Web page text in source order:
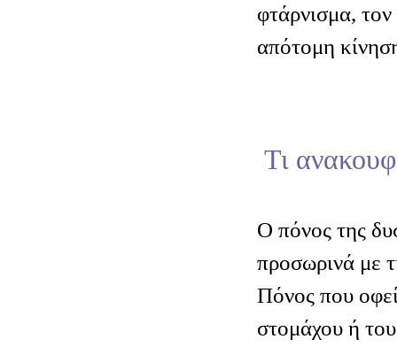
φτάρνισμα,
απότομη
Τι
Ο πόνος της
προσωρινά με
Πόνος που
στομάχου ή